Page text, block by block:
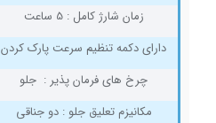
زمان شارژ کامل : 5 ساعت
دارای دکمه تنظیم سرعت پارک کردن
چرخ های فرمان پذیر : جلو
مکانیزم تعلیق جلو : دو جناقی